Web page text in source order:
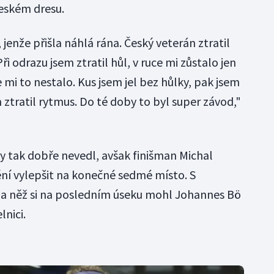
dresu.
přišla náhlá rána. Český veterán ztratil
odrazu jsem ztratil hůl, v ruce mi zůstalo jen
to nestalo. Kus jsem jel bez hůlky, pak jsem
rytmus. Do té doby to byl super závod,"
tak dobře nevedl, avšak finišman Michal
vylepšit na konečné sedmé místo. S
něž si na posledním úseku mohl Johannes Bö